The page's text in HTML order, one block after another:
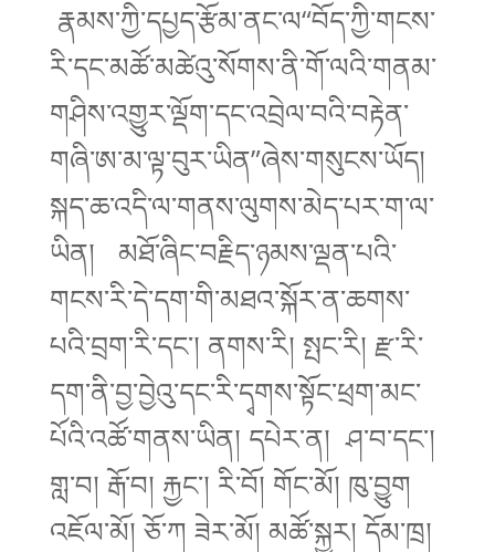
རྣམས་ཀྱི་དཔྱད་རྩོམ་ནང་ལ“བོད་ཀྱི་གངས་
རི་དང་མཚོ་མཚེའུ་སོགས་ནི་གོ་ལའི་གནམ་
གཤིས་འགྱུར་ལྡོག་དང་འབྲེལ་བའི་བརྟེན་
གཞི་ཨ་མ་ལྟ་བུར་ཡིན”ཞེས་གསུངས་ཡོད།
སྐད་ཆ་འདི་ལ་གནས་ལུགས་མེད་པར་ག་ལ་
ཡིན། མཐོ་ཞིང་བརྗིད་ཉམས་ལྡན་པའི་
གངས་རི་དེ་དག་གི་མཐའ་སྐོར་ན་ཆགས་
པའི་བྲག་རི་དང་། ནགས་རི། སྤང་རི། རྫ་རི་
དག་ནི་བྱ་བྱེའུ་དང་རི་དྭགས་སྟོང་ཕྲག་མང་
པོའི་འཚོ་གནས་ཡིན། དཔེར་ན། ཤ་བ་དང་།
གླ་བ། རྒོ་བ། རྐྱང་། རི་བོ། གོང་མོ། ཁུ་བྱུག
འཇོལ་མོ། ཅོ་ཀ ཟེར་མོ། མཚོ་སྐྱར། དོམ་ཁྲ།